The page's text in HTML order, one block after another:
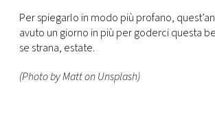
Per spiegarlo in modo più profano,
avuto un giorno in più per goderci questa
se strana, estate.
(Photo by Matt on Unsplash)